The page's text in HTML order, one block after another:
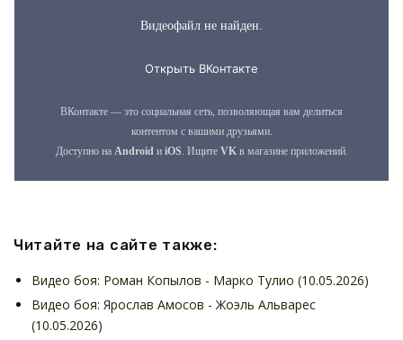
Читайте на сайте также:
Видео боя: Роман Копылов - Марко Тулио (10.05.2026)
Видео боя: Ярослав Амосов - Жоэль Альварес
(10.05.2026)